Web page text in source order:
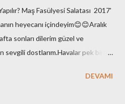
Maş Fasülyesi Salatası 2017'
heyecanı içindeyim😊😊Aralık
sonları dilerim güzel ve
sevgili dostlarım.Havalar pek bir
hissettiriyor sonra
DEVAMI